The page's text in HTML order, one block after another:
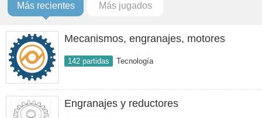
Más recientes Más jugados
Mecanismos, engranajes, motores
142 partidas Tecnología
Engranajes y reductores